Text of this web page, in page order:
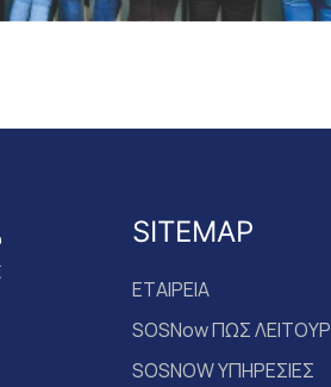
SITEMAP
ΕΤΑΙΡΕΙΑ
SOSNow ΠΩΣ
SOSNOW ΥΠΗΡΕΣΙΕΣ